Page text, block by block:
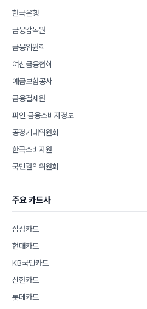
한국은행
금융감독원
금융위원회
여신금융협회
예금보험공사
금융결제원
파인 금융소비자정보
공정거래위원회
한국소비자원
국민권익위원회
주요 카드사
삼성카드
현대카드
KB국민카드
신한카드
롯데카드